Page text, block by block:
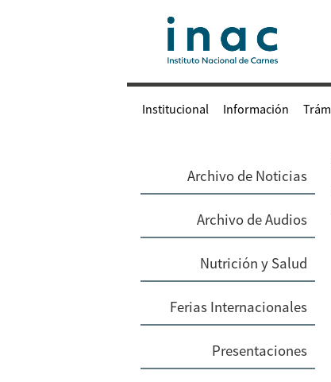
Institucional Información
Archivo de Noticias
Archivo de Audios
Nutrición y Salud
Ferias Internacionales
Presentaciones